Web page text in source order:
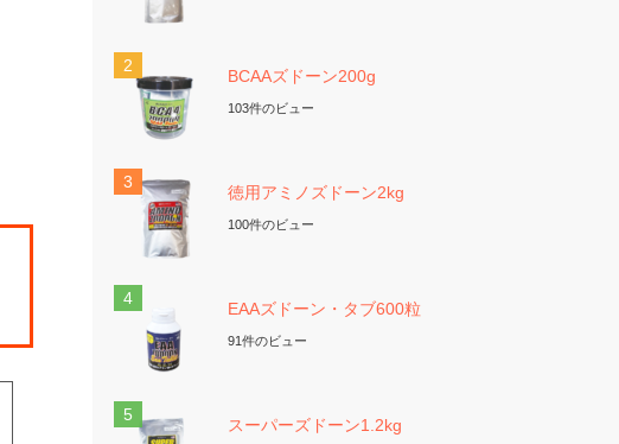
BCAAズドーン200g
103件のビュー
徳用アミノズドーン2kg
100件のビュー
EAAズドーン・タブ600粒
91件のビュー
スーパーズドーン1.2kg